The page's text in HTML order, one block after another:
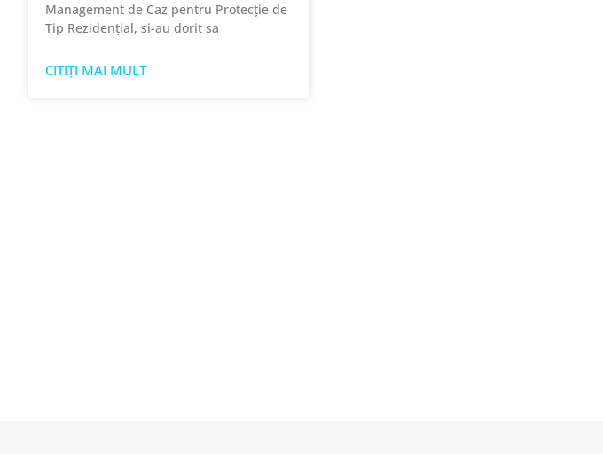
Management de Caz pentru Protecție de
Tip Rezidențial, si-au dorit sa
CITIȚI MAI MULT